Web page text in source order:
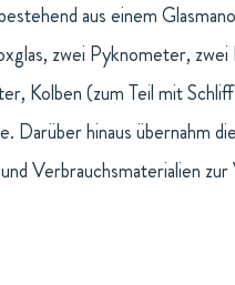
aus einem
zwei Pyknometer, zwei
Kolben (zum Teil mit
Darüber hinaus übernahm
Verbrauchsmaterialien